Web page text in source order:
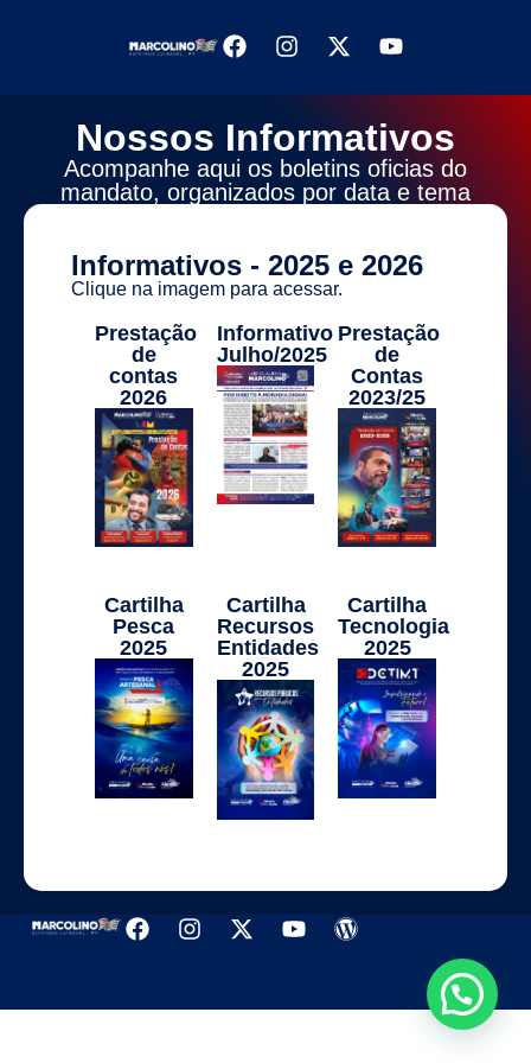
Nossos Informativos
Acompanhe aqui os boletins oficias do
mandato, organizados por data e tema
Informativos - 2025 e 2026
Clique na imagem para acessar.
Prestação
de
contas
2026
Informativo
Julho/2025
Prestação
de
Contas
2023/25
Cartilha
Pesca
2025
Cartilha
Recursos
Entidades
2025
Cartilha
Tecnologia
2025